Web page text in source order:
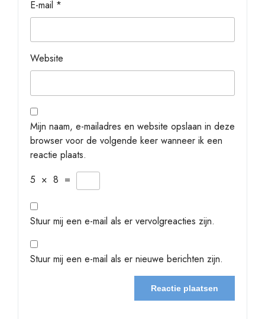
E-mail *
Website
Mijn naam, e-mailadres en website opslaan in deze
browser voor de volgende keer wanneer ik een
reactie plaats.
5 × 8 =
Stuur mij een e-mail als er vervolgreacties zijn.
Stuur mij een e-mail als er nieuwe berichten zijn.